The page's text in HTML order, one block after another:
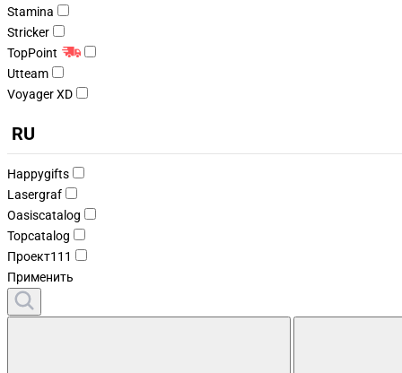
Stamina
Stricker
TopPoint
Utteam
Voyager XD
RU
Happygifts
Lasergraf
Oasiscatalog
Topcatalog
Проект111
Применить